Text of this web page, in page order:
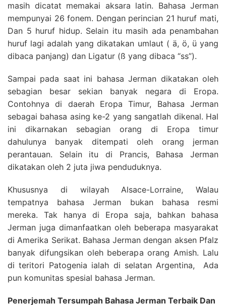
masih dicatat memakai aksara latin. Bahasa Jerman
mempunyai 26 fonem. Dengan perincian 21 huruf mati,
Dan 5 huruf hidup. Selain itu masih ada penambahan
huruf lagi adalah yang dikatakan umlaut ( ä, ö, ü yang
dibaca panjang) dan Ligatur (ß yang dibaca “ss”).
Sampai pada saat ini bahasa Jerman dikatakan oleh
sebagian besar sekian banyak negara di Eropa.
Contohnya di daerah Eropa Timur, Bahasa Jerman
sebagai bahasa asing ke-2 yang sangatlah dikenal. Hal
ini dikarnakan sebagian orang di Eropa timur
dahulunya banyak ditempati oleh orang jerman
perantauan. Selain itu di Prancis, Bahasa Jerman
dikatakan oleh 2 juta jiwa penduduknya.
Khususnya di wilayah Alsace-Lorraine, Walau
tempatnya bahasa Jerman bukan bahasa resmi
mereka. Tak hanya di Eropa saja, bahkan bahasa
Jerman juga dimanfaatkan oleh beberapa masyarakat
di Amerika Serikat. Bahasa Jerman dengan aksen Pfalz
banyak difungsikan oleh beberapa orang Amish. Lalu
di teritori Patogenia ialah di selatan Argentina, Ada
pun komunitas spesial bahasa Jerman.
Penerjemah Tersumpah Bahasa Jerman Terbaik Dan